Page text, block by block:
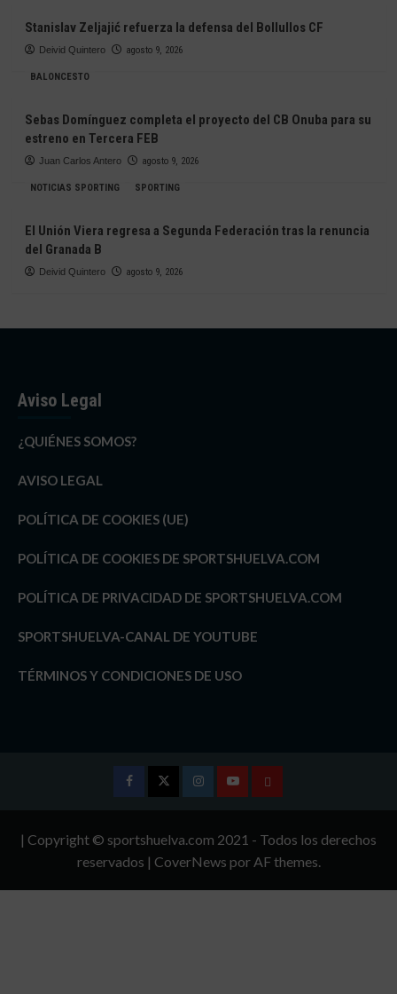
Stanislav Zeljajić refuerza la defensa del Bollullos CF
Deivid Quintero agosto 9, 2026
BALONCESTO
Sebas Domínguez completa el proyecto del CB Onuba para su
estreno en Tercera FEB
Juan Carlos Antero agosto 9, 2026
NOTICIAS SPORTING SPORTING
El Unión Viera regresa a Segunda Federación tras la renuncia
del Granada B
Deivid Quintero agosto 9, 2026
Aviso Legal
¿QUIÉNES SOMOS?
AVISO LEGAL
POLÍTICA DE COOKIES (UE)
POLÍTICA DE COOKIES DE SPORTSHUELVA.COM
POLÍTICA DE PRIVACIDAD DE SPORTSHUELVA.COM
SPORTSHUELVA-CANAL DE YOUTUBE
TÉRMINOS Y CONDICIONES DE USO
InstagramYoutubeTÉRMINOS
CONDICIONES
| Copyright © sportshuelva.com 2021 - Todos los derechos
reservados | CoverNews por AF themes.